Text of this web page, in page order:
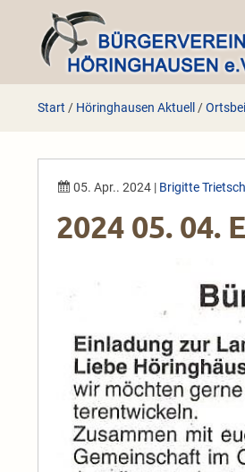
springen
Start / Höringhausen Aktuell /
05. Apr.. 2024 | Brigitte Trietsch
2024 05. 04.